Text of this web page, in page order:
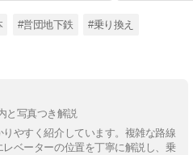
#営団地下鉄 #乗り換え
と写真つき解説
やすく紹介しています。複雑な路線
ベーターの位置を丁寧に解説し、乗